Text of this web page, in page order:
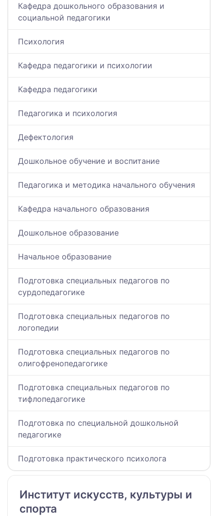
Кафедра дошкольного образования и
социальной педагогики
Психология
Кафедра педагогики и психологии
Кафедра педагогики
Педагогика и психология
Дефектология
Дошкольное обучение и воспитание
Педагогика и методика начального обучения
Кафедра начального образования
Дошкольное образование
Начальное образование
Подготовка специальных педагогов по
сурдопедагогике
Подготовка специальных педагогов по
логопедии
Подготовка специальных педагогов по
олигофренопедагогике
Подготовка специальных педагогов по
тифлопедагогике
Подготовка по специальной дошкольной
педагогике
Подготовка практического психолога
Институт искусств, культуры и
спорта